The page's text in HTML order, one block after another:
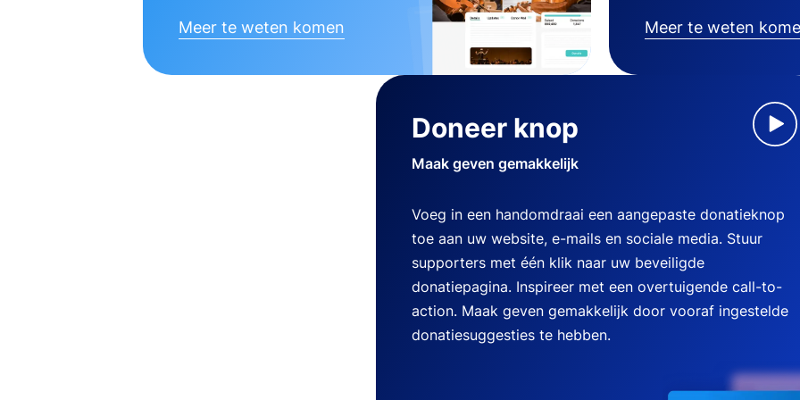
Meer te weten komen Meer te weten
Doneer knop
Maak geven gemakkelijk
Voeg in een handomdraai een aangepaste donatieknop
toe aan uw website, e-mails en sociale media. Stuur
supporters met één klik naar uw beveiligde
donatiepagina. Inspireer met een overtuigende call-to-
action. Maak geven gemakkelijk door vooraf ingestelde
donatiesuggesties te hebben.